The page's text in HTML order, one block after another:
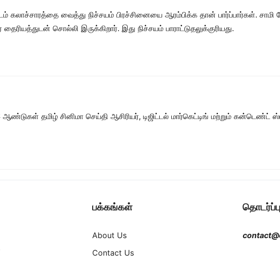
கலாச்சாரத்தை வைத்து நிச்சயம் பிரச்சினையை ஆரம்பிக்க தான் பார்ப்பார்கள்.
சொல்லி இருக்கிறார். இது நிச்சயம் பாராட்டுதலுக்குரியது.
தமிழ் சினிமா செய்தி ஆசிரியர், டிஜிட்டல் மார்கெட்டிங் மற்றும் கன்டெண்ட்
பக்கங்கள்
About Us
Contact Us